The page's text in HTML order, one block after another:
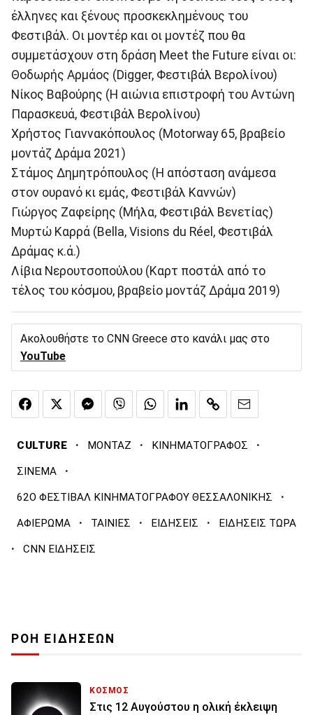
έλληνες και ξένους προσκεκλημένους του
Φεστιβάλ. Οι μοντέρ και οι μοντέζ που θα
συμμετάσχουν στη δράση Meet the Future είναι οι:
Θοδωρής Αρμάος (Digger, Φεστιβάλ Βερολίνου)
Νίκος Βαβούρης (Η αιώνια επιστροφή του Αντώνη
Παρασκευά, Φεστιβάλ Βερολίνου)
Χρήστος Γιαννακόπουλος (Motorway 65, βραβείο
μοντάζ Δράμα 2021)
Στάμος Δημητρόπουλος (Η απόσταση ανάμεσα
στον ουρανό κι εμάς, Φεστιβάλ Καννών)
Γιώργος Ζαφείρης (Μήλα, Φεστιβάλ Βενετίας)
Μυρτώ Καρρά (Bella, Visions du Réel, Φεστιβάλ
Δράμας κ.ά.)
Λίβια Νερουτσοπούλου (Καρτ ποστάλ από το
τέλος του κόσμου, βραβείο μοντάζ Δράμα 2019)
Ακολουθήστε το CNN Greece στο κανάλι μας στο
YouTube
CULTURE · ΜΟΝΤΑΖ · ΚΙΝΗΜΑΤΟΓΡΑΦΟΣ ·
ΣΙΝΕΜΑ ·
62Ο ΦΕΣΤΙΒΑΛ ΚΙΝΗΜΑΤΟΓΡΑΦΟΥ ΘΕΣΣΑΛΟΝΙΚΗΣ ·
ΑΦΙΕΡΩΜΑ · ΤΑΙΝΙΕΣ · ΕΙΔΗΣΕΙΣ · ΕΙΔΗΣΕΙΣ ΤΩΡΑ
· CNN ΕΙΔΗΣΕΙΣ
ΡΟΗ ΕΙΔΗΣΕΩΝ
ΚΟΣΜΟΣ
Στις 12 Αυγούστου η ολική έκλειψη